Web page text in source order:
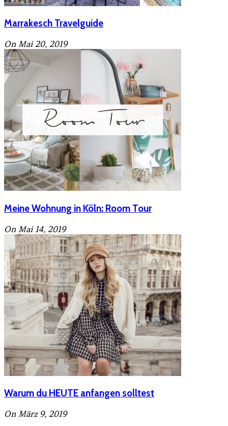
Marrakesch Travelguide
On Mai 20, 2019
Meine Wohnung in Köln: Room Tour
On Mai 14, 2019
Warum du HEUTE anfangen solltest
On März 9, 2019